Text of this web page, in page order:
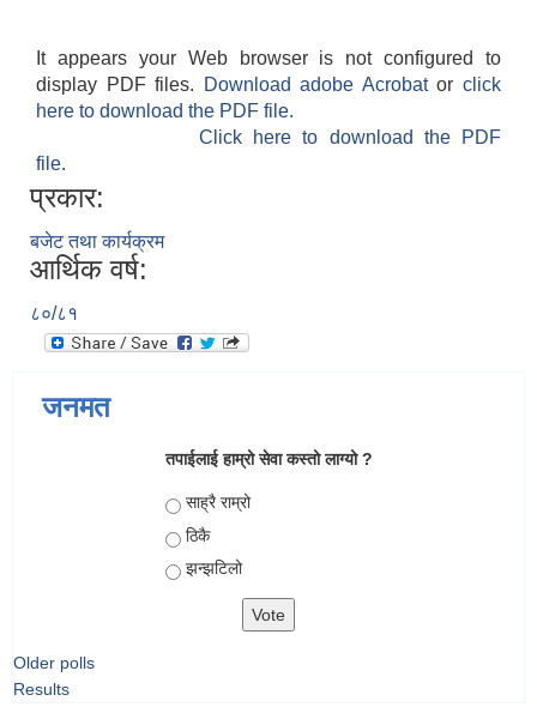
It appears your Web browser is not configured to
display PDF files.
Download adobe Acrobatorclick
here to download the PDF file.
Click here to download the PDF
file.
प्रकार:
बजेट तथा कार्यक्रम
आर्थिक वर्ष:
८०/८१
जनमत
तपाईलाई हाम्रो सेवा कस्तो लाग्यो ?
Choices
साह्रै राम्रो
ठिकै
झन्झटिलो
Older polls
Results